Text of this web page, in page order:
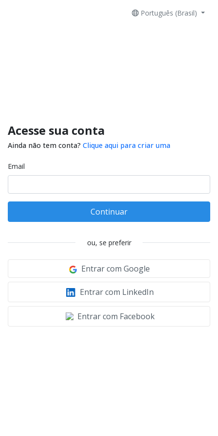
Português (Brasil)
Acesse sua conta
Ainda não tem conta? Clique aqui para criar uma
Email
Continuar
ou, se preferir
Entrar com Google
Entrar com LinkedIn
Entrar com Facebook